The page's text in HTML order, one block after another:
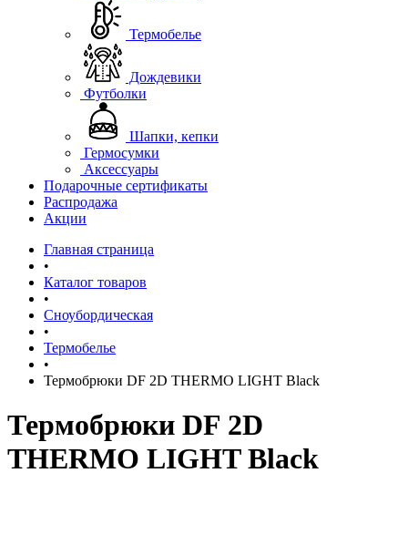
Термобелье
Дождевики
Футболки
Шапки, кепки
Гермосумки
Аксессуары
Подарочные сертификаты
Распродажа
Акции
Главная страница
•
Каталог товаров
•
Сноубордическая
•
Термобелье
•
Термобрюки DF 2D THERMO LIGHT Black
Термобрюки DF 2D
THERMO LIGHT Black